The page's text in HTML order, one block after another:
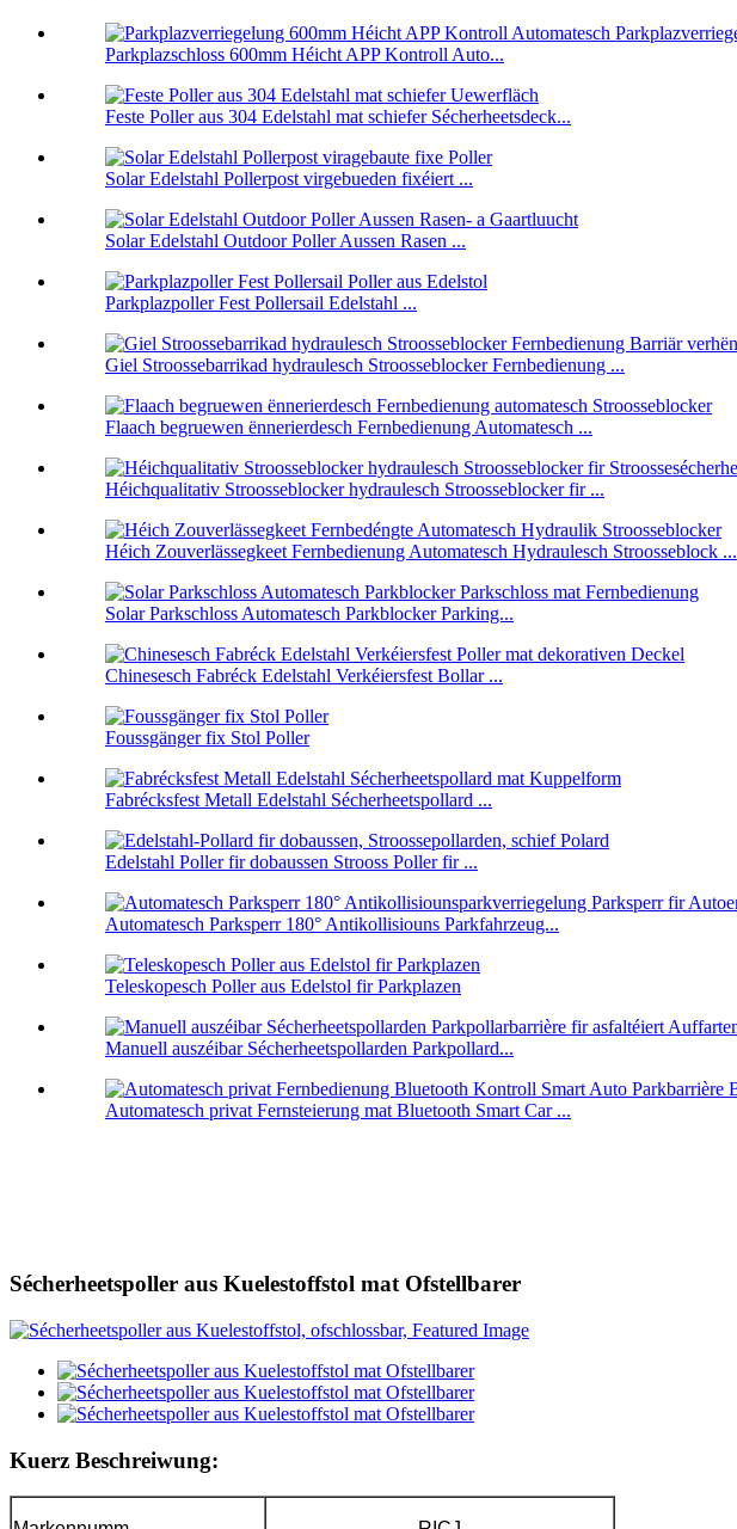
Parkplazschloss 600mm Héicht APP Kontroll Auto...
Feste Poller aus 304 Edelstahl mat schiefer Sécherheetsdeck...
Solar Edelstahl Pollerpost virgebueden fixéiert ...
Solar Edelstahl Outdoor Poller Aussen Rasen ...
Parkplazpoller Fest Pollersail Edelstahl ...
Giel Stroossebarrikad hydraulesch Stroosseblocker Fernbedienung ...
Flaach begruewen ënnerierdesch Fernbedienung Automatesch ...
Héichqualitativ Stroosseblocker hydraulesch Stroosseblocker fir ...
Héich Zouverlässegkeet Fernbedienung Automatesch Hydraulesch Stroosseblock ...
Solar Parkschloss Automatesch Parkblocker Parking...
Chinesesch Fabréck Edelstahl Verkéiersfest Bollar ...
Foussgänger fix Stol Poller
Fabrécksfest Metall Edelstahl Sécherheetspollard ...
Edelstahl Poller fir dobaussen Strooss Poller fir ...
Automatesch Parksperr 180° Antikollisiouns Parkfahrzeug...
Teleskopesch Poller aus Edelstol fir Parkplazen
Manuell auszéibar Sécherheetspollarden Parkpollard...
Automatesch privat Fernsteierung mat Bluetooth Smart Car ...
Sécherheetspoller aus Kuelestoffstol mat Ofstellbarer
Kuerz Beschreiwung: